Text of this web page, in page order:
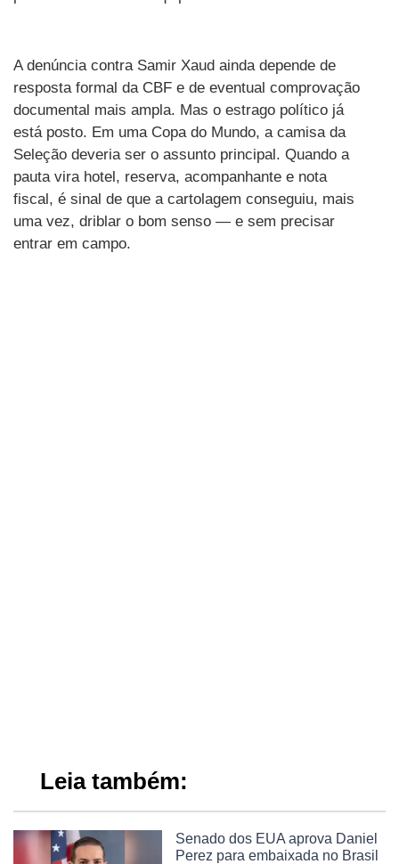
A denúncia contra Samir Xaud ainda depende de
resposta formal da CBF e de eventual comprovação
documental mais ampla. Mas o estrago político já
está posto. Em uma Copa do Mundo, a camisa da
Seleção deveria ser o assunto principal. Quando a
pauta vira hotel, reserva, acompanhante e nota
fiscal, é sinal de que a cartolagem conseguiu, mais
uma vez, driblar o bom senso — e sem precisar
entrar em campo.
Leia também:
Senado dos EUA aprova Daniel
Perez para embaixada no Brasil